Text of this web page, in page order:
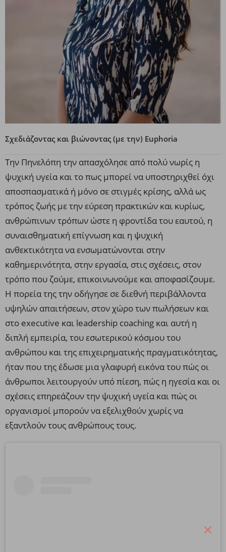
Σχεδιάζοντας και βιώνοντας (με την) Euphoria
Την Πηνελόπη την απασχόλησε από πολύ νωρίς η
ψυχική υγεία και το πως μπορεί να υποστηριχθεί όχι
αποσπασματικά ή μόνο σε στιγμές κρίσης, αλλά ως
τρόπος ζωής με την εύρεση πρακτικών και κυρίως,
ανθρώπινων τρόπων ώστε η φροντίδα του εαυτού, η
συναισθηματική επίγνωση και η ψυχική
ανθεκτικότητα να ενσωματώνονται στην
καθημερινότητα, στην εργασία, στις σχέσεις, στον
τρόπο που ζούμε, επικοινωνούμε και αποφασίζουμε.
Η πορεία της την οδήγησε σε διεθνή περιβάλλοντα
υψηλών απαιτήσεων, στον χώρο των πωλήσεων και
στο executive και leadership coaching και αυτή η
διπλή εμπειρία, του εσωτερικού κόσμου του
ανθρώπου και της επιχειρηματικής πραγματικότητας,
ήταν που της έδωσε μια γλαφυρή εικόνα του πώς οι
άνθρωποι λειτουργούν υπό πίεση, πώς η ηγεσία και οι
σχέσεις επηρεάζουν την ψυχική υγεία και πώς οι
οργανισμοί μπορούν να εξελιχθούν χωρίς να
εξαντλούν τους ανθρώπους τους.